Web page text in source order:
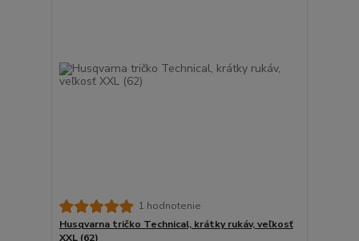
1 hodnotenie
Husqvarna tričko Technical, krátky rukáv, veľkosť
XXL (62)